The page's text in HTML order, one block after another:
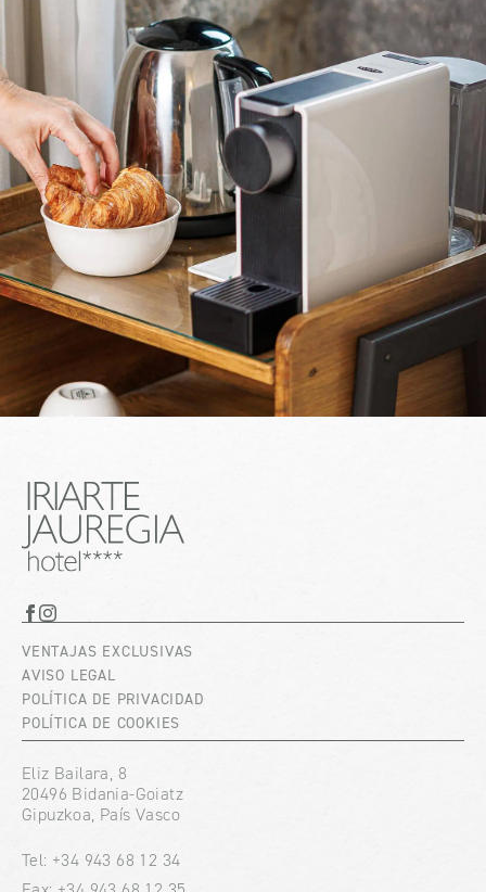
VENTAJAS EXCLUSIVAS
AVISO LEGAL
POLÍTICA DE PRIVACIDAD
POLÍTICA DE COOKIES
Eliz Bailara, 8
20496 Bidania-Goiatz
Gipuzkoa, País Vasco
Tel: +34 943 68 12 34